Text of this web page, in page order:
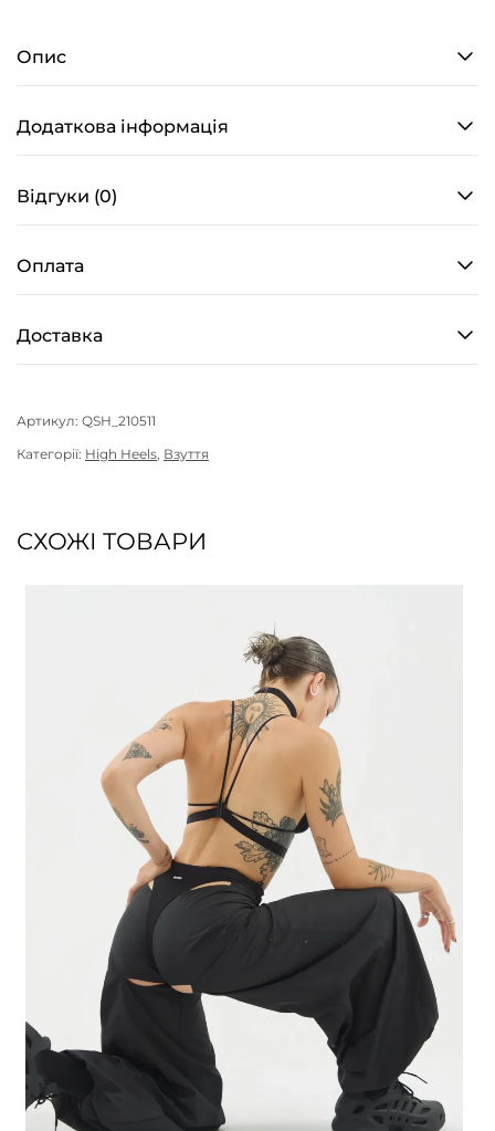
взуття
на
підборах
heels
Raven
Black
кількість
Опис
Додаткова інформація
Відгуки (0)
Оплата
Доставка
Артикул: QSH_210511
Категорії: High Heels Взуття
СХОЖІ ТОВАРИ